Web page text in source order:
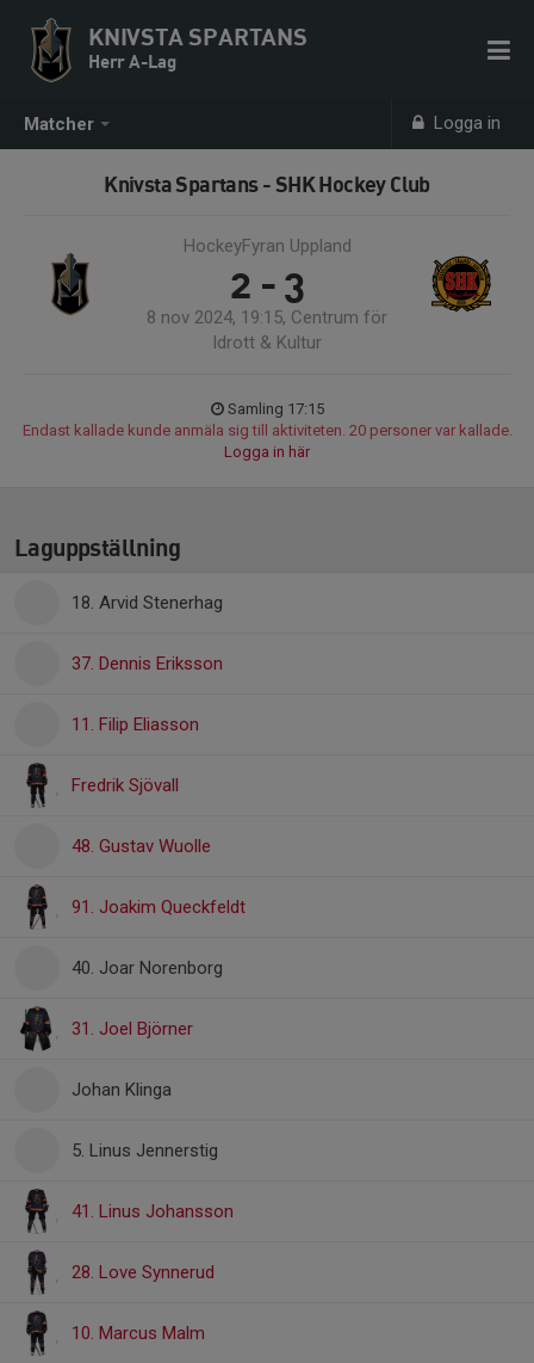
Matcher Logga in
KNIVSTA SPARTANS
Herr A-Lag
Knivsta Spartans - SHK Hockey Club
HockeyFyran Uppland
2 - 3
8 nov 2024, 19:15, Centrum för
Idrott & Kultur
Samling 17:15
Endast kallade kunde anmäla sig till aktiviteten. 20 personer var kallade.
Logga in här
Laguppställning
18. Arvid Stenerhag
37. Dennis Eriksson
11. Filip Eliasson
Fredrik Sjövall
48. Gustav Wuolle
91. Joakim Queckfeldt
40. Joar Norenborg
31. Joel Björner
Johan Klinga
5. Linus Jennerstig
41. Linus Johansson
28. Love Synnerud
10. Marcus Malm